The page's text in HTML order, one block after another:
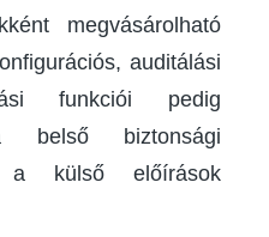
megvásárolható
auditálási
funkciói pedig
belső biztonsági
a külső előírások